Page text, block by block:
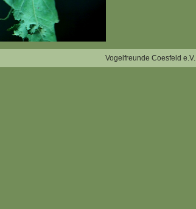
Vogelfreunde Coesfeld e.V.